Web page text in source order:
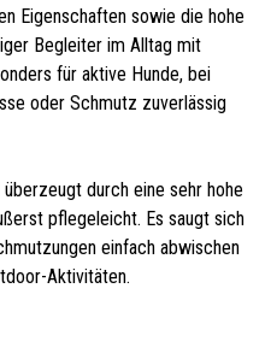
Eigenschaften sowie die hohe
Begleiter im Alltag mit
für aktive Hunde, bei
oder Schmutz zuverlässig
durch eine sehr hohe
pflegeleicht. Es saugt sich
einfach abwischen
Aktivitäten.